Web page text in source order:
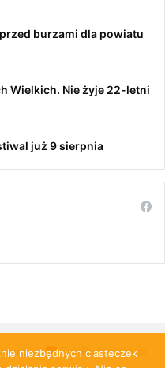
burzami dla powiatu
Wielkich. Nie żyje 22-letni
już 9 sierpnia
| PulsRadomska.pl
niezbędnych ciasteczek